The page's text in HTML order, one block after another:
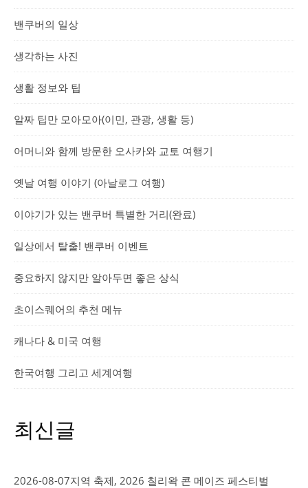
밴쿠버의 일상
생각하는 사진
생활 정보와 팁
알짜 팁만 모아모아(이민, 관광, 생활 등)
어머니와 함께 방문한 오사카와 교토 여행기
옛날 여행 이야기 (아날로그 여행)
이야기가 있는 밴쿠버 특별한 거리(완료)
일상에서 탈출! 밴쿠버 이벤트
중요하지 않지만 알아두면 좋은 상식
초이스퀘어의 추천 메뉴
캐나다 & 미국 여행
한국여행 그리고 세계여행
최신글
2026-08-07지역 축제, 2026 칠리왁 콘 메이즈 페스티벌